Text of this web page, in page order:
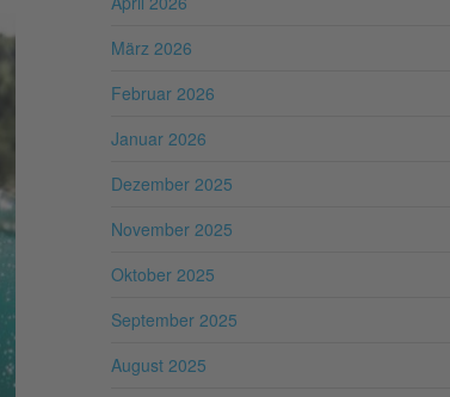
März 2026
Februar 2026
Januar 2026
Dezember 2025
November 2025
Oktober 2025
September 2025
August 2025